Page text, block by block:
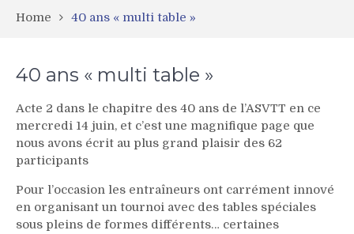
Home 40 ans « multi table »
40 ans « multi table »
Acte 2 dans le chapitre des 40 ans de l’ASVTT en ce
mercredi 14 juin, et c’est une magnifique page que
nous avons écrit au plus grand plaisir des 62
participants
Pour l’occasion les entraîneurs ont carrément innové
en organisant un tournoi avec des tables spéciales
sous pleins de formes différents… certaines